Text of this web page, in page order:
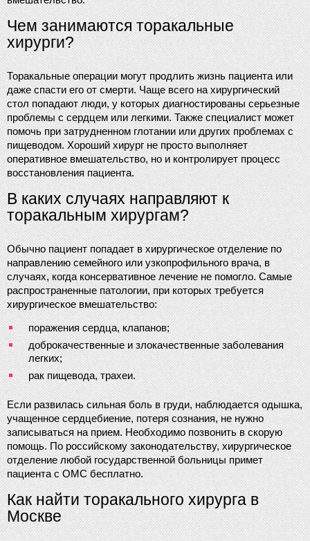
Чем занимаются торакальные
хирурги?
Торакальные операции могут продлить жизнь пациента или
даже спасти его от смерти. Чаще всего на хирургический
стол попадают люди, у которых диагностированы серьезные
проблемы с сердцем или легкими. Также специалист может
помочь при затрудненном глотании или других проблемах с
пищеводом. Хороший хирург не просто выполняет
оперативное вмешательство, но и контролирует процесс
восстановления пациента.
В каких случаях направляют к
торакальным хирургам?
Обычно пациент попадает в хирургическое отделение по
направлению семейного или узкопрофильного врача, в
случаях, когда консервативное лечение не помогло. Самые
распространенные патологии, при которых требуется
хирургическое вмешательство:
поражения сердца, клапанов;
доброкачественные и злокачественные заболевания
легких;
рак пищевода, трахеи.
Если развилась сильная боль в груди, наблюдается одышка,
учащенное сердцебиение, потеря сознания, не нужно
записываться на прием. Необходимо позвонить в скорую
помощь. По российскому законодательству, хирургическое
отделение любой государственной больницы примет
пациента с ОМС бесплатно.
Как найти торакального хирурга в
Москве